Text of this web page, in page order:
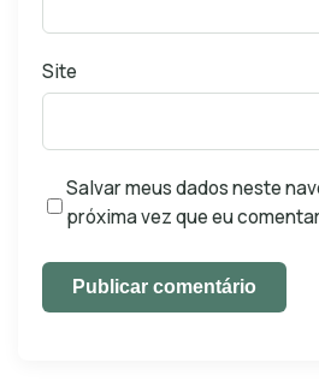
Site
Salvar meus dados neste
próxima vez que eu
Publicar comentário